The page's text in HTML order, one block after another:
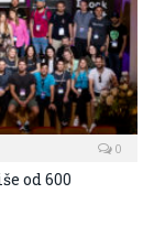
0
od 600